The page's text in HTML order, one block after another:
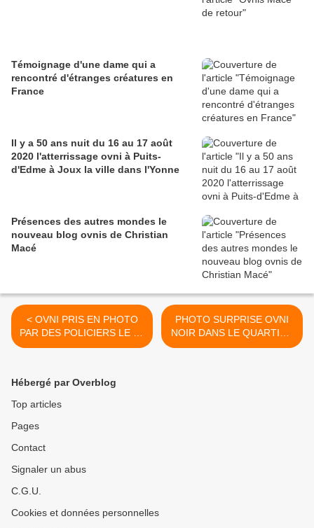
Témoignage d'une dame qui a
rencontré d'étranges créatures en
France
Il y a 50 ans nuit du 16 au 17 août
2020 l'atterrissage ovni à Puits-
d'Edme à Joux la ville dans l'Yonne
Présences des autres mondes le
nouveau blog ovnis de Christian
Macé
< OVNI PRIS EN PHOTO
PAR DES POLICIERS LE 25
OCTOBRE 2007 A
PHOTO SURPRISE OVNI
NOIR DANS LE QUARTIER
SAINT-LOUP DE
Hébergé par Overblog
Top articles
Pages
Contact
Signaler un abus
C.G.U.
Cookies et données personnelles